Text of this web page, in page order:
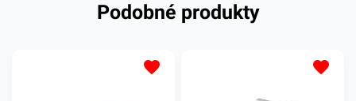
teplotu do -40°C. Balené poPodobné produkty